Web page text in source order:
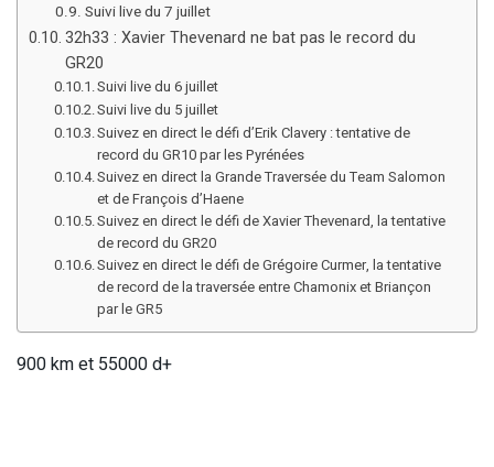
Suivi live du 7 juillet
32h33 : Xavier Thevenard ne bat pas le record du
GR20
Suivi live du 6 juillet
Suivi live du 5 juillet
Suivez en direct le défi d’Erik Clavery : tentative de
record du GR10 par les Pyrénées
Suivez en direct la Grande Traversée du Team Salomon
et de François d’Haene
Suivez en direct le défi de Xavier Thevenard, la tentative
de record du GR20
Suivez en direct le défi de Grégoire Curmer, la tentative
de record de la traversée entre Chamonix et Briançon
par le GR5
900 km et 55000 d+